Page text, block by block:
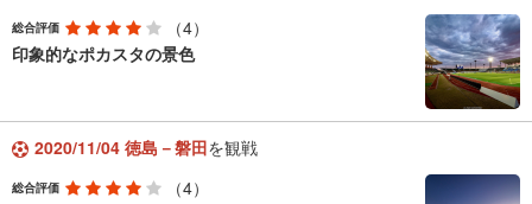
総合評価
（4）
印象的なポカスタの景色
2020/11/04 徳島－磐田を観戦
総合評価
（4）